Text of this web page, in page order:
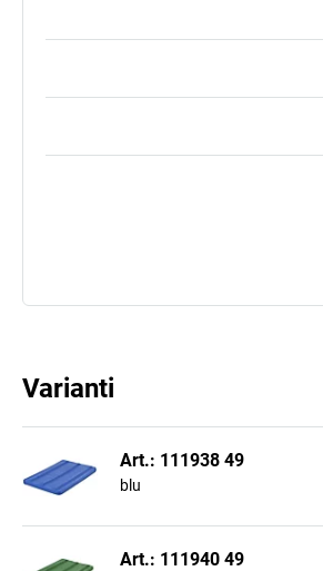
Varianti
Art.: 111938 49
blu
Art.: 111940 49